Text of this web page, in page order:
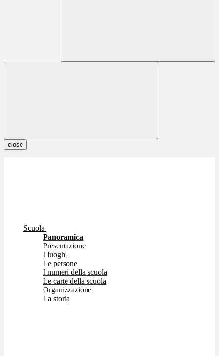
close
Scuola
Panoramica
Presentazione
I luoghi
Le persone
I numeri della scuola
Le carte della scuola
Organizzazione
La storia